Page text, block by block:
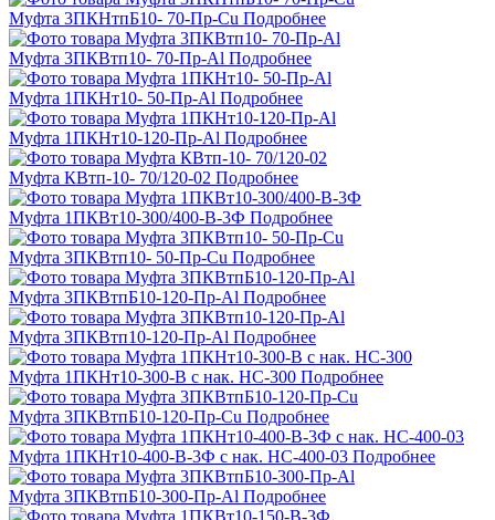
Муфта 3ПКНтпБ10- 70-Пр-Cu Подробнее
Муфта 3ПКВтп10- 70-Пр-Al Подробнее
Муфта 1ПКНт10- 50-Пр-Al Подробнее
Муфта 1ПКНт10-120-Пр-Al Подробнее
Муфта КВтп-10- 70/120-02 Подробнее
Муфта 1ПКВт10-300/400-В-3Ф Подробнее
Муфта 3ПКВтп10- 50-Пр-Cu Подробнее
Муфта 3ПКВтпБ10-120-Пр-Al Подробнее
Муфта 3ПКВтп10-120-Пр-Al Подробнее
Муфта 1ПКНт10-300-В с нак. НС-300 Подробнее
Муфта 3ПКВтпБ10-120-Пр-Cu Подробнее
Муфта 1ПКНт10-400-В-3Ф с нак. НС-400-03 Подробнее
Муфта 3ПКВтпБ10-300-Пр-Al Подробнее